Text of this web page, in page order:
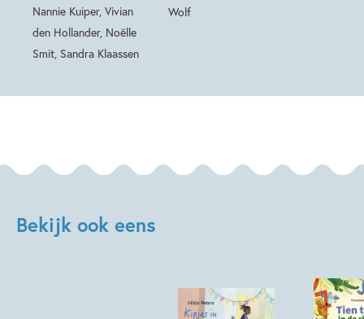
Nannie Kuiper, Vivian
den Hollander, Noëlle
Smit, Sandra Klaassen
Wolf
Bekijk ook eens